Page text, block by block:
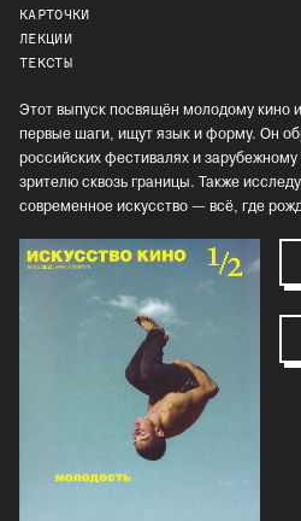
КАРТОЧКИ
ЛЕКЦИИ
ТЕКСТЫ
Этот выпуск посвящён молодому кино
первые шаги, ищут язык и форму. Он
российских фестивалях и
зрителю сквозь границы. Также
современное искусство — всё, где